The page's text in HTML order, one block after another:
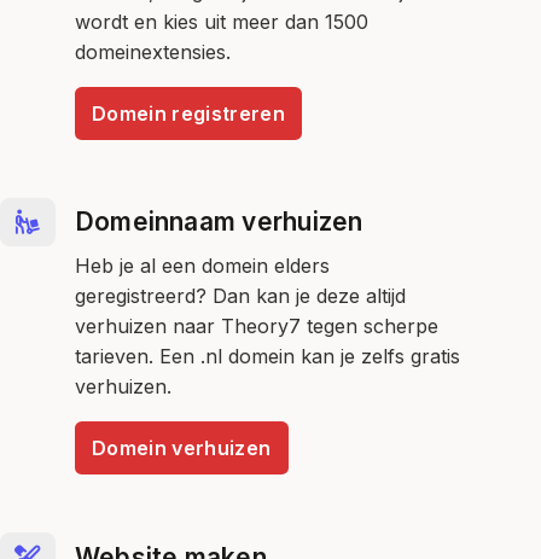
wordt en kies uit meer dan 1500
domeinextensies.
Domein registreren
Domeinnaam verhuizen
Heb je al een domein elders
geregistreerd? Dan kan je deze altijd
verhuizen naar Theory7 tegen scherpe
tarieven. Een .nl domein kan je zelfs gratis
verhuizen.
Domein verhuizen